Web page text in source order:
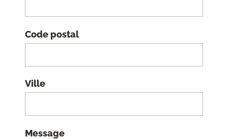
Code postal
Ville
Message